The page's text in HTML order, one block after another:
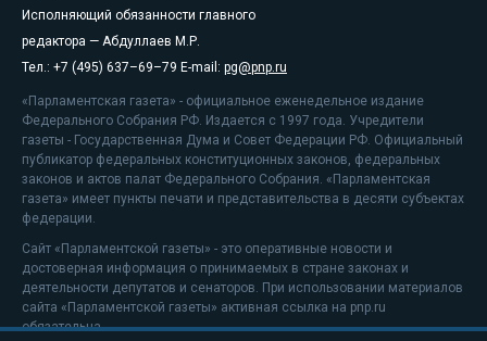
Исполняющий обязанности главного
редактора — Абдуллаев М.Р.
Тел.: +7 (495) 637–69–79 E-mail: pg@pnp.ru
«Парламентская газета» - официальное еженедельное издание
Федерального Собрания РФ. Издается с 1997 года. Учредители
газеты - Государственная Дума и Совет Федерации РФ. Официальный
публикатор федеральных конституционных законов, федеральных
законов и актов палат Федерального Собрания. «Парламентская
газета» имеет пункты печати и представительства в десяти субъектах
федерации.
Сайт «Парламентской газеты» - это оперативные новости и
достоверная информация о принимаемых в стране законах и
деятельности депутатов и сенаторов. При использовании материалов
сайта «Парламентской газеты» активная ссылка на pnp.ru
обязательна.